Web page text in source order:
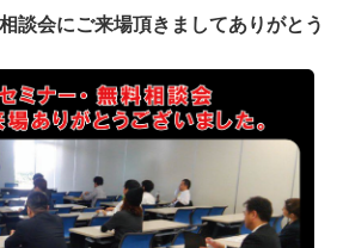
談会にご来場頂きましてありがとう